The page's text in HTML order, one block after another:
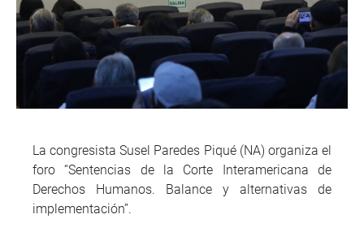
La congresista Susel Paredes Piqué (NA) organiza el
foro “Sentencias de la Corte Interamericana de
Derechos Humanos. Balance y alternativas de
implementación”.